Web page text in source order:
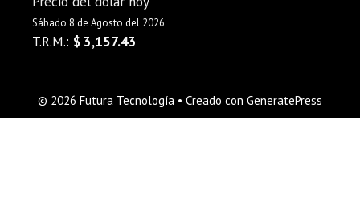
Sábado 8 de Agosto del 2026
T.R.M.: $ 3,157.43
© 2026 Futura Tecnología • Creado con GeneratePress